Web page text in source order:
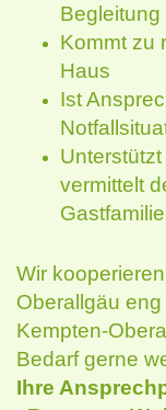
Begleitung
Kommt zu
Haus
Ist
vermittelt
Wir
Oberallgäu
Kempten-
Bedarf gerne
Ihre